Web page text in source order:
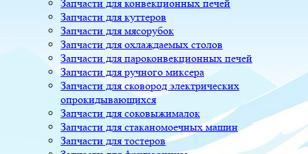
Запчасти для конвекционных печей
Запчасти для куттеров
Запчасти для мясорубок
Запчасти для охлаждаемых столов
Запчасти для пароконвекционных печей
Запчасти для ручного миксера
Запчасти для сковород электрических
опрокидывающихся
Запчасти для соковыжималок
Запчасти для стаканомоечных машин
Запчасти для тостеров